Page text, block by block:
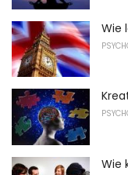
Wie
Wie